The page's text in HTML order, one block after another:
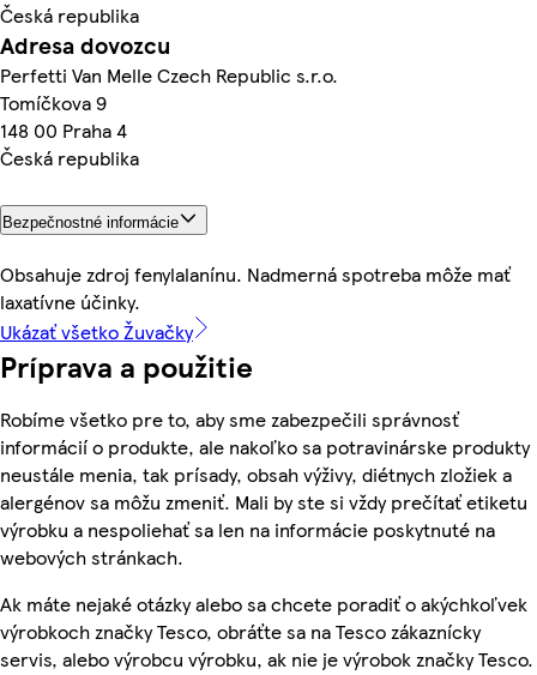
Česká republika
Adresa dovozcu
Perfetti Van Melle Czech Republic s.r.o.
Tomíčkova 9
148 00 Praha 4
Česká republika
Bezpečnostné informácie
Obsahuje zdroj fenylalanínu. Nadmerná spotreba môže mať
laxatívne účinky.
Ukázať všetko Žuvačky
Príprava a použitie
Robíme všetko pre to, aby sme zabezpečili správnosť
informácií o produkte, ale nakoľko sa potravinárske produkty
neustále menia, tak prísady, obsah výživy, diétnych zložiek a
alergénov sa môžu zmeniť. Mali by ste si vždy prečítať etiketu
výrobku a nespoliehať sa len na informácie poskytnuté na
webových stránkach.
Ak máte nejaké otázky alebo sa chcete poradiť o akýchkoľvek
výrobkoch značky Tesco, obráťte sa na Tesco zákaznícky
servis, alebo výrobcu výrobku, ak nie je výrobok značky Tesco.